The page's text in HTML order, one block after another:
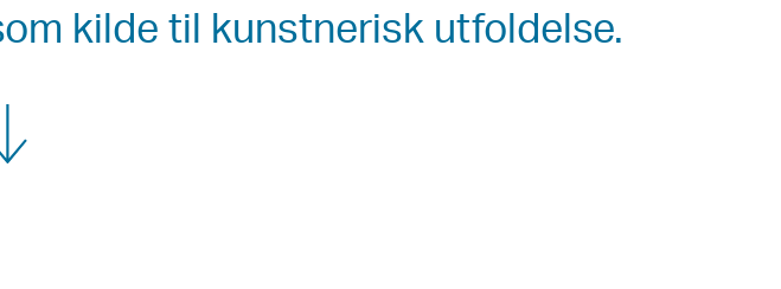
kilde til kunstnerisk utfoldelse.
Vis mer